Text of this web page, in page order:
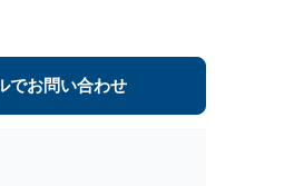
でお問い合わせ